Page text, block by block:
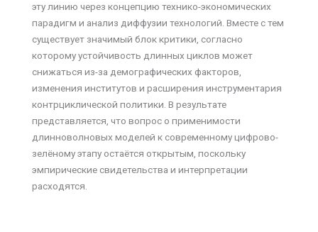
эту линию через концепцию технико-экономических
парадигм и анализ диффузии технологий. Вместе с тем
существует значимый блок критики, согласно
которому устойчивость длинных циклов может
снижаться из-за демографических факторов,
изменения институтов и расширения инструментария
контрциклической политики. В результате
представляется, что вопрос о применимости
длинноволновых моделей к современному цифрово-
зелёному этапу остаётся открытым, поскольку
эмпирические свидетельства и интерпретации
расходятся.